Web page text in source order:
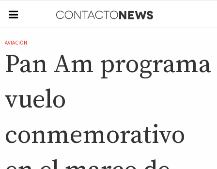
AVIACIÓN
Pan Am programa
vuelo
conmemorativo